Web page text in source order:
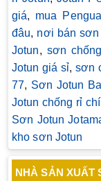
giá, mua
đâu, nơi bán sơn
Jotun, sơn
Jotun giá sỉ,sơn
77, Sơn Jotun
Jotun chống rỉ
Sơn Jotun
kho sơn Jotun
NHÀ SẢN XUẤT